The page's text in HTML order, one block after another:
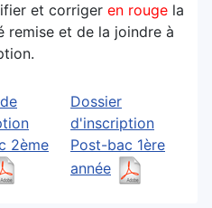
et corriger en rouge la
remise et de la joindre à
2ème
Dossier
d'inscription
Post-bac 1ère
année